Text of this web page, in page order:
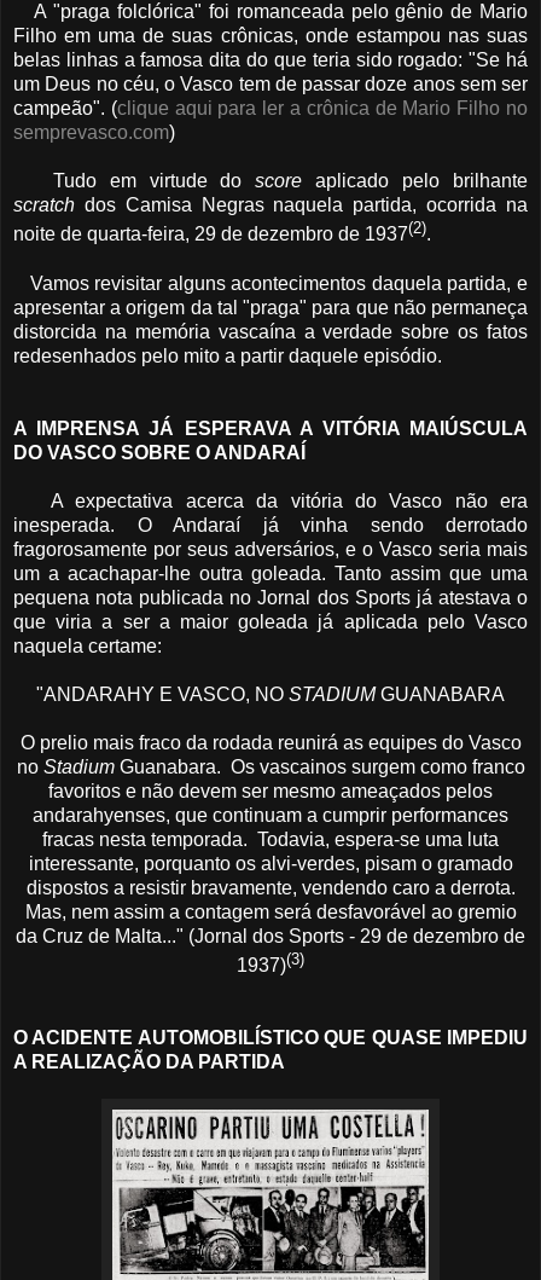
A "praga folclórica" foi romanceada pelo gênio de Mario
Filho em uma de suas crônicas, onde estampou nas suas
belas linhas a famosa dita do que teria sido rogado: "Se há
um Deus no céu, o Vasco tem de passar doze anos sem ser
campeão". (clique aqui para ler a crônica de Mario Filho no
semprevasco.com)
Tudo em virtude doscore aplicado pelo brilhante
scratch dos Camisa Negras naquela partida, ocorrida na
noite de quarta-feira, 29 de dezembro de 1937(2).
Vamos revisitar alguns acontecimentos daquela partida, e
apresentar a origem da tal "praga" para que não permaneça
distorcida na memória vascaína a verdade sobre os fatos
redesenhados pelo mito a partir daquele episódio.
A IMPRENSA JÁ ESPERAVA A VITÓRIA MAIÚSCULA
DO VASCO SOBRE O ANDARAÍ
A expectativa acerca da vitória do Vasco não era
inesperada. O Andaraí já vinha sendo derrotado
fragorosamente por seus adversários, e o Vasco seria mais
um a acachapar-lhe outra goleada. Tanto assim que uma
pequena nota publicada no Jornal dos Sports já atestava o
que viria a ser a maior goleada já aplicada pelo Vasco
naquela certame:
"ANDARAHY E VASCO, NO STADIUMGUANABARA
O prelio mais fraco da rodada reunirá as equipes do Vasco
no StadiumGuanabara. Os vascainos surgem como franco
favoritos e não devem ser mesmo ameaçados pelos
andarahyenses, que continuam a cumprir performances
fracas nesta temporada. Todavia, espera-se uma luta
interessante, porquanto os alvi-verdes, pisam o gramado
dispostos a resistir bravamente, vendendo caro a derrota.
Mas, nem assim a contagem será desfavorável ao gremio
da Cruz de Malta..." (Jornal dos Sports - 29 de dezembro de
1937)(3)
O ACIDENTE AUTOMOBILÍSTICO QUE QUASE IMPEDIU
A REALIZAÇÃO DA PARTIDA